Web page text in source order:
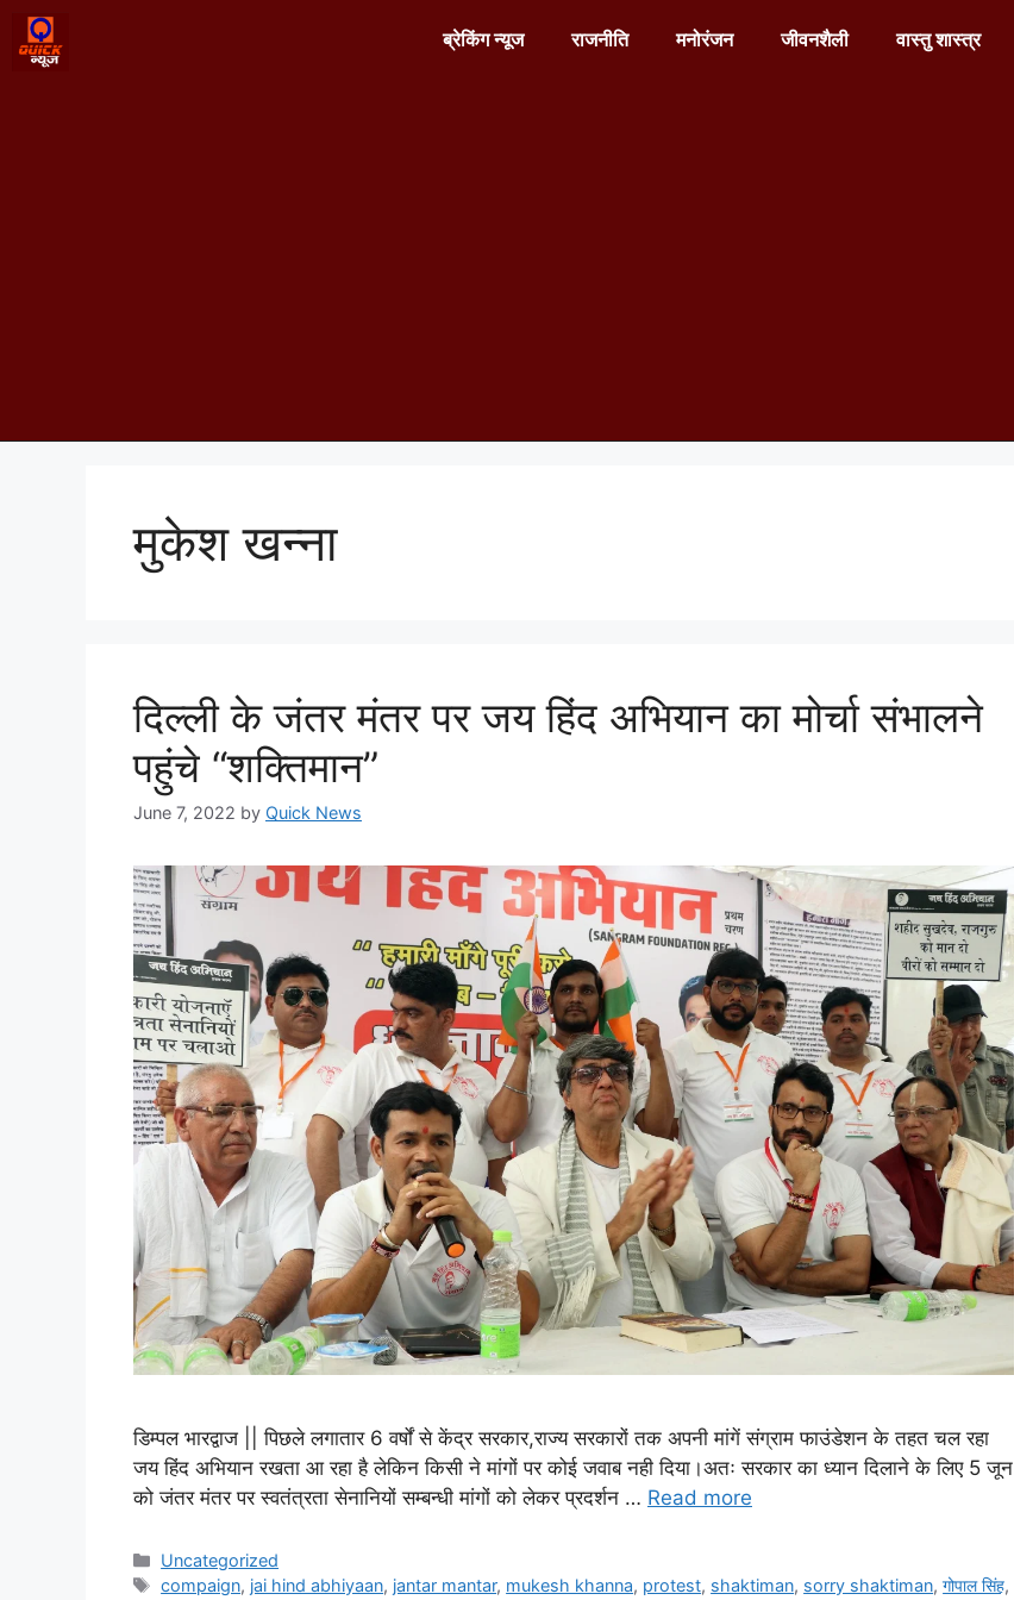
ब्रेकिंग न्यूज राजनीति मनोरंजन जीवनशैली वास्तु शास्त्र
मुकेश खन्ना
दिल्ली के जंतर मंतर पर जय हिंद अभियान का मोर्चा संभालने
पहुंचे “शक्तिमान”
June 7, 2022 by Quick News
डिम्पल भारद्वाज || पिछले लगातार 6 वर्षों से केंद्र सरकार,राज्य सरकारों तक अपनी मांगें संग्राम फाउंडेशन के तहत चल रहा
जय हिंद अभियान रखता आ रहा है लेकिन किसी ने मांगों पर कोई जवाब नही दिया।अतः सरकार का ध्यान दिलाने के लिए 5 जून
को जंतर मंतर पर स्वतंत्रता सेनानियों सम्बन्धी मांगों को लेकर प्रदर्शन … Read more
Uncategorized
compaign, jai hind abhiyaan, jantar mantar, mukesh khanna, protest, shaktiman, sorry shaktiman,गोपाल सिंह,